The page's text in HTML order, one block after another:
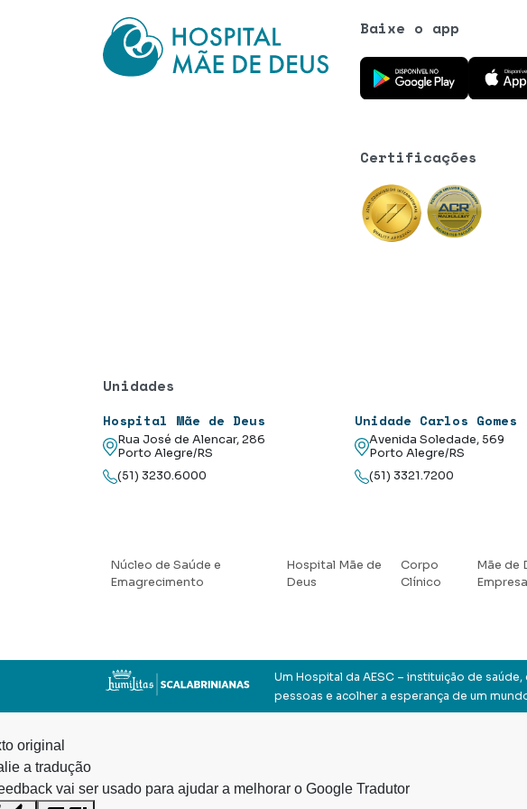
Baixe o app
Baixe o aplicativo na Google
Baixe o
Certificações
Unidades
Hospital Mãe de Deus
Rua José de Alencar, 286
Porto Alegre/RS
(51) 3230.6000
Unidade Carlos Gomes
Avenida Soledade, 569
Porto Alegre/RS
(51) 3321.7200
Núcleo de Saúde e
Emagrecimento
Hospital Mãe de
Deus
Corpo
Clínico
Mãe de
Um Hospital da AESC – instituição de
pessoas e acolher a esperança de um
original
a tradução
vai ser usado para ajudar a melhorar o Google Tradutor